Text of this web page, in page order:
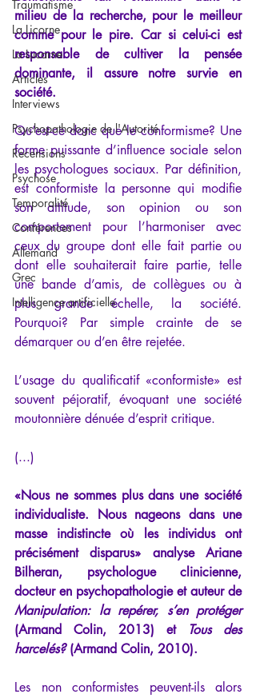
Traumatisme
La Licorne
La Lucarne
Articles
Interviews
Psychopathologie de l'Autorité
Recensions
Psychose
Temporalité
Conférences
Allemand
Grec
Intelligence artificielle
milieu de la recherche, pour le meilleur
comme pour le pire. Car si celui-ci est
responsable de cultiver la pensée
dominante, il assure notre survie en
société.
Qu’est-ce donc que le conformisme? Une
forme puissante d’influence sociale selon
les psychologues sociaux. Par définition,
est conformiste la personne qui modifie
son attitude, son opinion ou son
comportement pour l’harmoniser avec
ceux du groupe dont elle fait partie ou
dont elle souhaiterait faire partie, telle
une bande d’amis, de collègues ou à
plus grande échelle, la société.
Pourquoi? Par simple crainte de se
démarquer ou d’en être rejetée.
L’usage du qualificatif «conformiste» est
souvent péjoratif, évoquant une société
moutonnière dénuée d’esprit critique.
(...)
«Nous ne sommes plus dans une société
individualiste. Nous nageons dans une
masse indistincte où les individus ont
précisément disparus» analyse Ariane
Bilheran, psychologue clinicienne,
docteur en psychopathologie et auteur de
Manipulation: la repérer, s’en protéger
(Armand Colin, 2013) et
Tous des
harcelés? (Armand Colin, 2010).
Les non conformistes peuvent-ils alors